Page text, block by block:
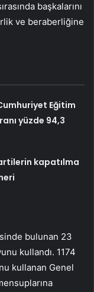
başkalarını
ve beraberliğine
Eğitim
yüzde 94,3
kapatılma
bulunan 23
kullandı. 1174
kullanan Genel